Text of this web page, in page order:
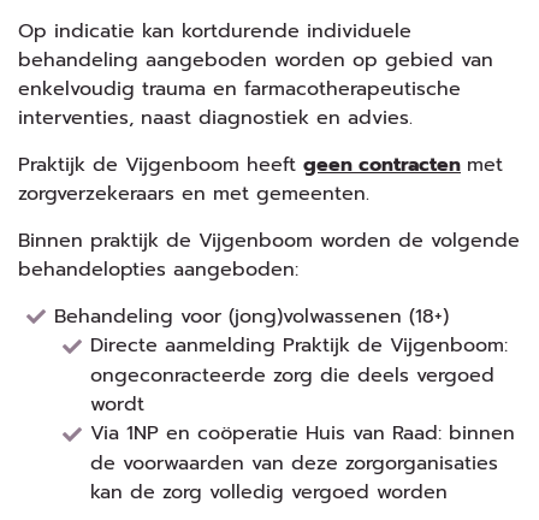
Op indicatie kan kortdurende individuele
behandeling aangeboden worden op gebied van
enkelvoudig trauma en farmacotherapeutische
interventies, naast diagnostiek en advies.
Praktijk de Vijgenboom heeft geen contracten met
zorgverzekeraars en met gemeenten.
Binnen praktijk de Vijgenboom worden de volgende
behandelopties aangeboden:
Behandeling voor (jong)volwassenen (18+)
Directe aanmelding Praktijk de Vijgenboom:
ongeconracteerde zorg die deels vergoed
wordt
Via 1NP en coöperatie Huis van Raad: binnen
de voorwaarden van deze zorgorganisaties
kan de zorg volledig vergoed worden